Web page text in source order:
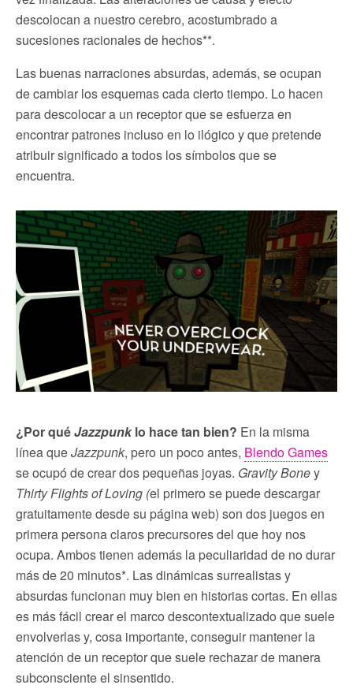
descolocan a nuestro cerebro, acostumbrado a
sucesiones racionales de hechos**.
Las buenas narraciones absurdas, además, se ocupan
de cambiar los esquemas cada cierto tiempo. Lo hacen
para descolocar a un receptor que se esfuerza en
encontrar patrones incluso en lo ilógico y que pretende
atribuir significado a todos los símbolos que se
encuentra.
¿Por quéJazzpunklo hace tan bien? En la misma
línea queJazzpunk, pero un poco antes, Blendo Games
se ocupó de crear dos pequeñas joyas. Gravity Boney
Thirty Flights of Loving (el primero se puede descargar
gratuitamente desde su página web) son dos juegos en
primera persona claros precursores del que hoy nos
ocupa. Ambos tienen además la peculiaridad de no durar
más de 20 minutos*. Las dinámicas surrealistas y
absurdas funcionan muy bien en historias cortas. En ellas
es más fácil crear el marco descontextualizado que suele
envolverlas y, cosa importante, conseguir mantener la
atención de un receptor que suele rechazar de manera
subconsciente el sinsentido.